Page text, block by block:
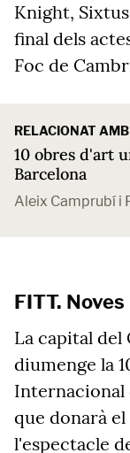
Knight,
final dels
Foc de
RELACIONAT
10 obres d'art
Barcelona
Aleix Camprubí i
FITT.
La capital del
diumenge la
Internacional
que donarà
l'espectacle